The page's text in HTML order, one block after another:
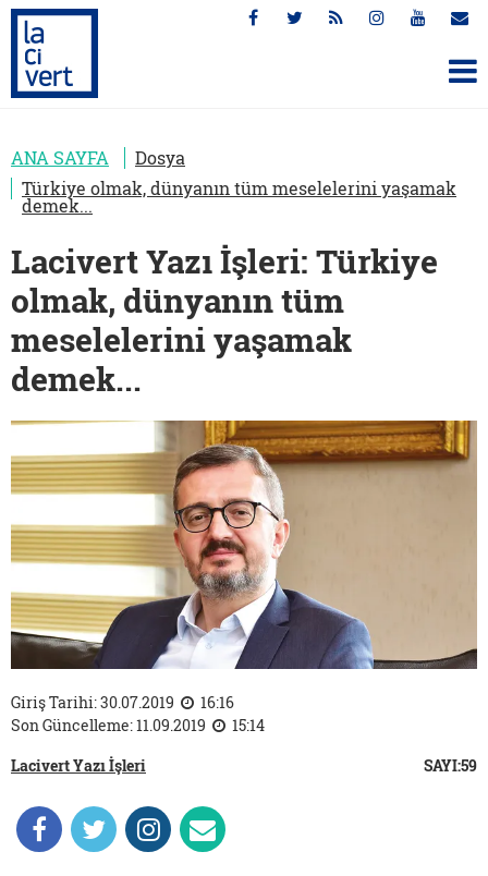
ANA SAYFA
Dosya
Türkiye olmak, dünyanın tüm meselelerini yaşamak
demek...
Lacivert Yazı İşleri: Türkiye
olmak, dünyanın tüm
meselelerini yaşamak
demek...
Giriş Tarihi: 30.07.2019
16:16
Son Güncelleme: 11.09.2019
15:14
Lacivert Yazı İşleri
SAYI:59